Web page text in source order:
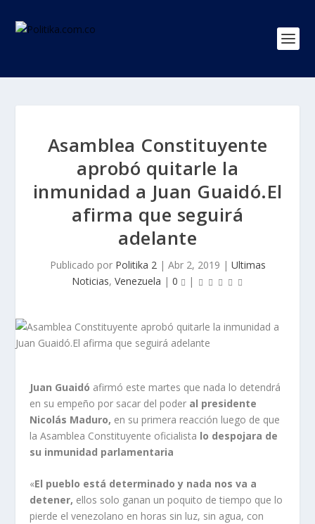
Asamblea Constituyente
aprobó quitarle la
inmunidad a Juan Guaidó.El
afirma que seguirá
adelante
Publicado por Politika 2| Abr 2, 2019 | Ultimas
Noticias, Venezuela | 0 |
Juan Guaidó afirmó este martes que nada lo detendrá
en su empeño por sacar del poder al presidente
Nicolás Maduro, en su primera reacción luego de que
la Asamblea Constituyente oficialista lo despojara de
su inmunidad parlamentaria
«El pueblo está determinado y nada nos va a
detener, ellos solo ganan un poquito de tiempo que lo
pierde el venezolano en horas sin luz, sin agua, con